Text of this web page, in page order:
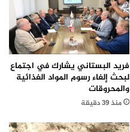
فريد البستاني يشارك في اجتماع
لبحث إلغاء رسوم المواد الغذائية
والمحروقات
منذ 39 دقيقة